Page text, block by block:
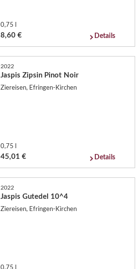
0,75 l
8,60 € Details
2022
Jaspis Zipsin Pinot Noir
Ziereisen, Efringen-Kirchen
0,75 l
45,01 € Details
2022
Jaspis Gutedel 10^4
Ziereisen, Efringen-Kirchen